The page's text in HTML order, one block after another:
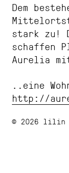
Dem
stark zu!
schaffen
Aurelia mit
..eine
http://
© 2026 lilin